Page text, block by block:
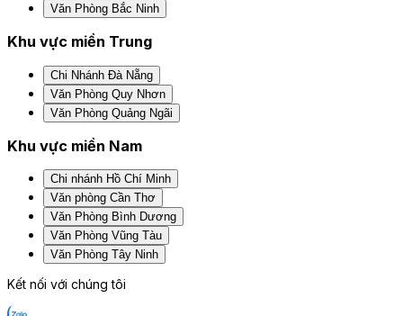
Văn Phòng Bắc Ninh
Khu vực miền Trung
Chi Nhánh Đà Nẵng
Văn Phòng Quy Nhơn
Văn Phòng Quảng Ngãi
Khu vực miền Nam
Chi nhánh Hồ Chí Minh
Văn phòng Cần Thơ
Văn Phòng Bình Dương
Văn Phòng Vũng Tàu
Văn Phòng Tây Ninh
Kết nối với chúng tôi